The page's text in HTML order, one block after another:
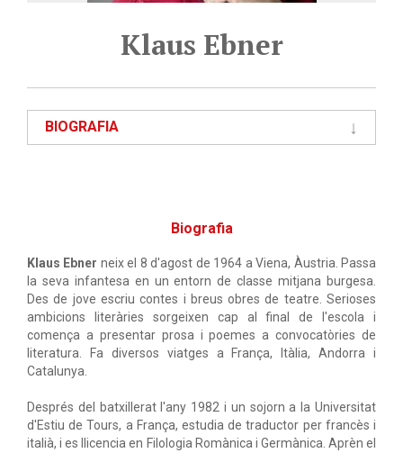
Klaus Ebner
BIOGRAFIA
Biografia
Klaus Ebner neix el 8 d'agost de 1964 a Viena, Àustria. Passa
la seva infantesa en un entorn de classe mitjana burgesa.
Des de jove escriu contes i breus obres de teatre. Serioses
ambicions literàries sorgeixen cap al final de l'escola i
comença a presentar prosa i poemes a convocatòries de
literatura. Fa diversos viatges a França, Itàlia, Andorra i
Catalunya.
Després del batxillerat l'any 1982 i un sojorn a la Universitat
d'Estiu de Tours, a França, estudia de traductor per francès i
italià, i es llicencia en Filologia Romànica i Germànica. Aprèn el